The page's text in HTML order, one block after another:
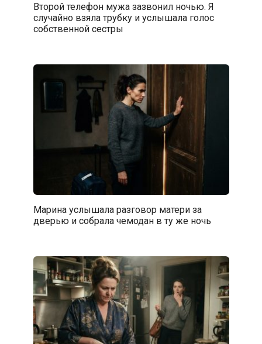
Второй телефон мужа зазвонил ночью. Я
случайно взяла трубку и услышала голос
собственной сестры
Марина услышала разговор матери за
дверью и собрала чемодан в ту же ночь